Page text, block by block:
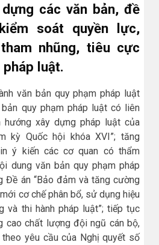
các văn bản, đề
soát quyền lực,
nhũng, tiêu cực
luật.
văn bản quy phạm pháp luật
quy phạm pháp luật có liên
hướng xây dựng pháp luật của
kỳ Quốc hội khóa XVI”; tăng
ý kiến các cơ quan có thẩm
dung văn bản quy phạm pháp
Đề án “Bảo đảm và tăng cường
cơ chế phân bổ, sử dụng hiệu
và thi hành pháp luật”; tiếp tục
cao chất lượng đội ngũ cán bộ,
yêu cầu của Nghị quyết số